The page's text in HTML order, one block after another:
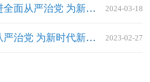
以自我革命精神纵深推进全面从严治党 为新时代新征程重庆贸促事业高质量发展 提供坚强政治保障 2024-03-18
坚定不移深入推进全面从严治党 为新时代新征程重庆贸促事业高质量发展提供坚强保障 2023-02-27